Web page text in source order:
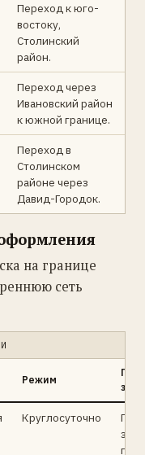
Переход к юго-
востоку,
Столинский
район.
Переход через
Ивановский район
к южной границе.
Переход в
Столинском
районе через
Давид-Городок.
на границе
сеть
Режим
Круглосуточно